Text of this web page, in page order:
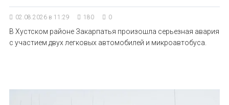
02.08.2026 в 11:29 180 0
В Хустском районе Закарпатья произошла серьезная авария
с участием двух легковых автомобилей и микроавтобуса.